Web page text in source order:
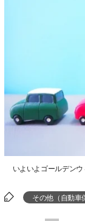
いよいよゴールデン
その他（自動車